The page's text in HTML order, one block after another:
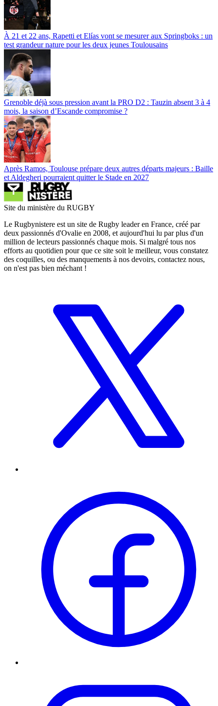
À 21 et 22 ans, Rapetti et Elías vont se mesurer aux Springboks : un
test grandeur nature pour les deux jeunes Toulousains
Grenoble déjà sous pression avant la PRO D2 : Tauzin absent 3 à 4
mois, la saison d’Escande compromise ?
Après Ramos, Toulouse prépare deux autres départs majeurs : Baille
et Aldegheri pourraient quitter le Stade en 2027
Site du ministère du RUGBY
Le Rugbynistere est un site de Rugby leader en France, créé par
deux passionnés d'Ovalie en 2008, et aujourd'hui lu par plus d'un
million de lecteurs passionnés chaque mois. Si malgré tous nos
efforts au quotidien pour que ce site soit le meilleur, vous constatez
des coquilles, ou des manquements à nos devoirs, contactez nous,
on n'est pas bien méchant !